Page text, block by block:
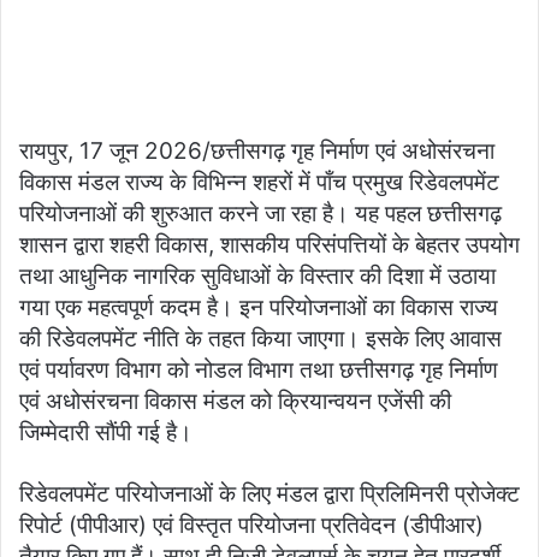
रायपुर, 17 जून 2026/छत्तीसगढ़ गृह निर्माण एवं अधोसंरचना
विकास मंडल राज्य के विभिन्न शहरों में पाँच प्रमुख रिडेवलपमेंट
परियोजनाओं की शुरुआत करने जा रहा है। यह पहल छत्तीसगढ़
शासन द्वारा शहरी विकास, शासकीय परिसंपत्तियों के बेहतर उपयोग
तथा आधुनिक नागरिक सुविधाओं के विस्तार की दिशा में उठाया
गया एक महत्वपूर्ण कदम है। इन परियोजनाओं का विकास राज्य
की रिडेवलपमेंट नीति के तहत किया जाएगा। इसके लिए आवास
एवं पर्यावरण विभाग को नोडल विभाग तथा छत्तीसगढ़ गृह निर्माण
एवं अधोसंरचना विकास मंडल को क्रियान्वयन एजेंसी की
जिम्मेदारी सौंपी गई है।
रिडेवलपमेंट परियोजनाओं के लिए मंडल द्वारा प्रिलिमिनरी प्रोजेक्ट
रिपोर्ट (पीपीआर) एवं विस्तृत परियोजना प्रतिवेदन (डीपीआर)